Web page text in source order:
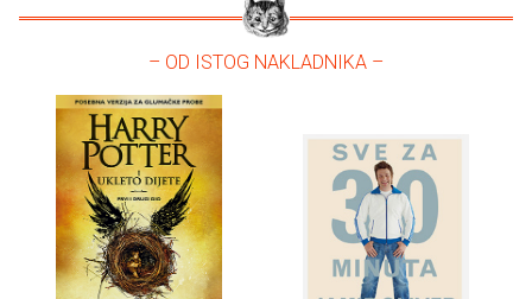
– OD ISTOG NAKLADNIKA –